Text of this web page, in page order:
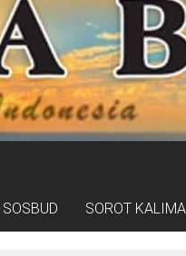
SOSBUD SOROT